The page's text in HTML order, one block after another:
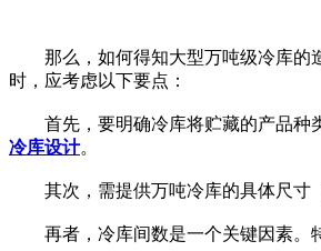
那么，如何得知大型万吨级冷库的造
时，应考虑以下要点：
首先，要明确冷库将贮藏的产品种类
冷库设计。
其次，需提供万吨冷库的具体尺寸（
再者，冷库间数是一个关键因素。特